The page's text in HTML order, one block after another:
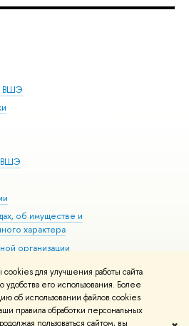
для улучшения работы сайта
его использования. Более
об использовании файлов cookies
правила обработки персональных
пользоваться сайтом, вы
ВШЭ
ВШЭ
об имуществе и
характера
организации
здоровья